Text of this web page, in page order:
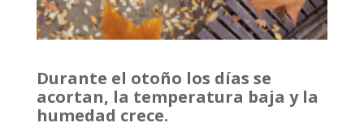
Durante el otoño los días se
acortan, la temperatura baja y la
humedad crece.